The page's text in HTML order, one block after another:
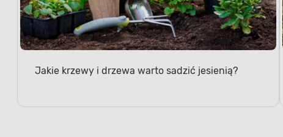
Jakie krzewy i drzewa warto sadzić jesienią?